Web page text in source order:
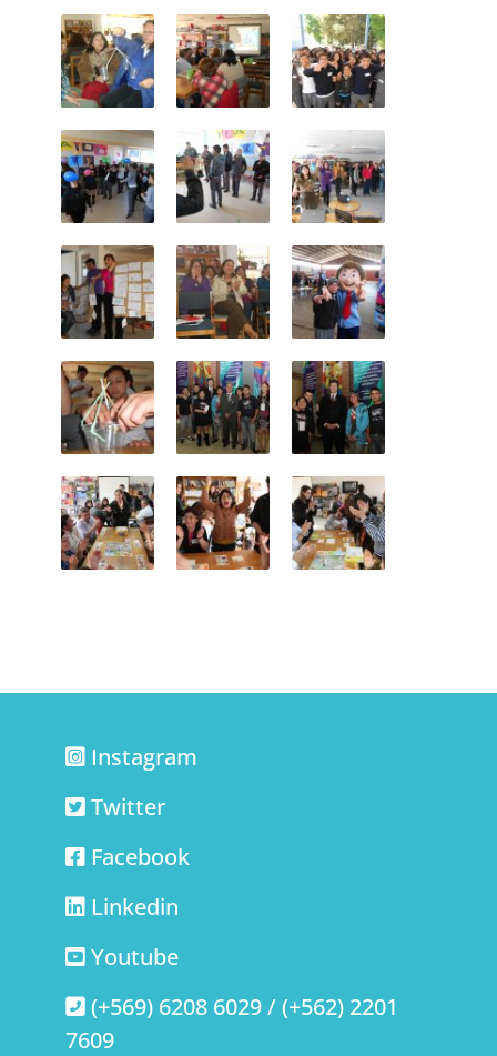
Instagram
Twitter
Facebook
Linkedin
Youtube
(+569) 6208 6029 / (+562) 2201
7609